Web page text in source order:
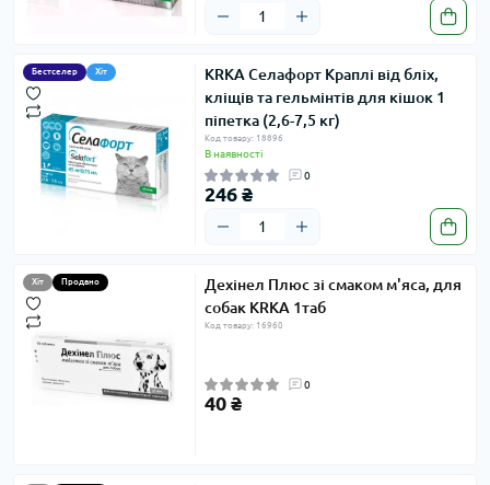
Бестселер Хіт
KRKA Селафорт Краплі від бліх,
кліщів та гельмінтів для кішок 1
піпетка (2,6-7,5 кг)
Код товару: 18896
В наявності
0
246 ₴
Хіт Продано
Дехінел Плюс зі смаком м'яса, для
собак KRKA 1таб
Код товару: 16960
0
40 ₴